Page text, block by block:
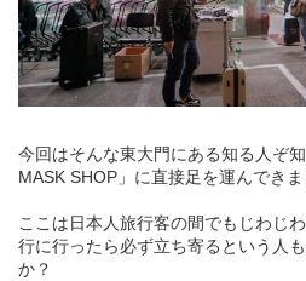
今回はそんな東大門にある知る人ぞ
MASK SHOP」に直接足を運んできま
ここは日本人旅行客の間でもじわじ
行に行ったら必ず立ち寄るという人
か？